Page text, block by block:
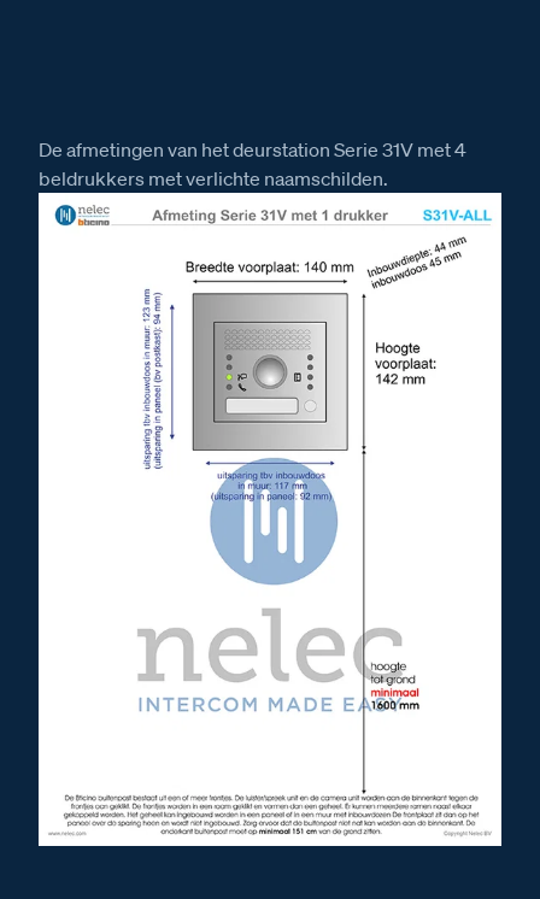
De afmetingen van het deurstation Serie 31V met 4
beldrukkers met verlichte naamschilden.